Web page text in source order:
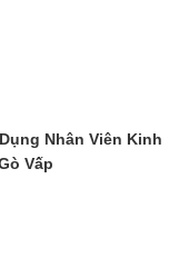
Nhân Viên Kinh
Vấp